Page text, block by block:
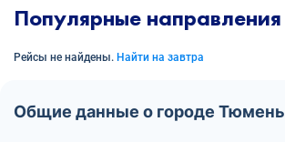
Популярные направления
Рейсы не найдены. Найти на завтра
Общие данные о городе Тюмень